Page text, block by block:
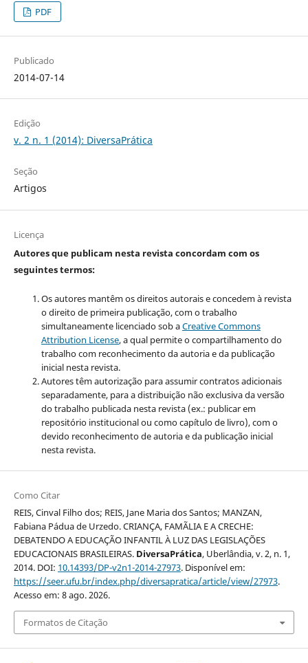
PDF
Publicado
2014-07-14
Edição
v. 2 n. 1 (2014): DiversaPrática
Seção
Artigos
Licença
Autores que publicam nesta revista concordam com os
seguintes termos:
Os autores mantêm os direitos autorais e concedem à revista
o direito de primeira publicação, com o trabalho
simultaneamente licenciado sob aCreative Commons
Attribution License, a qual permite o compartilhamento do
trabalho com reconhecimento da autoria e da publicação
inicial nesta revista.
Autores têm autorização para assumir contratos adicionais
separadamente, para a distribuição não exclusiva da versão
do trabalho publicada nesta revista (ex.: publicar em
repositório institucional ou como capítulo de livro), com o
devido reconhecimento de autoria e da publicação inicial
nesta revista.
Como Citar
REIS, Cinval Filho dos; REIS, Jane Maria dos Santos; MANZAN,
Fabiana Pádua de Urzedo. CRIANÇA, FAMÃLIA E A CRECHE:
DEBATENDO A EDUCAÇÃO INFANTIL À LUZ DAS LEGISLAÇÕES
EDUCACIONAIS BRASILEIRAS. DiversaPrática, Uberlândia, v. 2, n. 1,
2014. DOI: 10.14393/DP-v2n1-2014-27973. Disponível em:
https://seer.ufu.br/index.php/diversapratica/article/view/27973.
Acesso em: 8 ago. 2026.
Formatos de Citação